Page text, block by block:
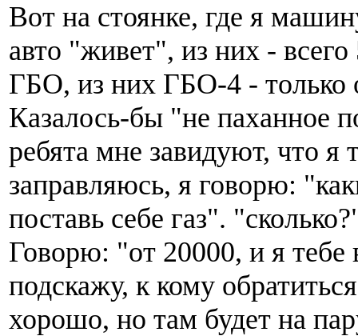
Вот на стоянке, где я
авто "живет", из них -
ГБО, из них ГБО-4 - только
Казалось-бы "не паханное
ребята мне завидуют, что я
заправляюсь, я говорю:
поставь себе газ".
Говорю: "от 20000, и я тебе
подскажу, к кому
хорошо, но там будет на